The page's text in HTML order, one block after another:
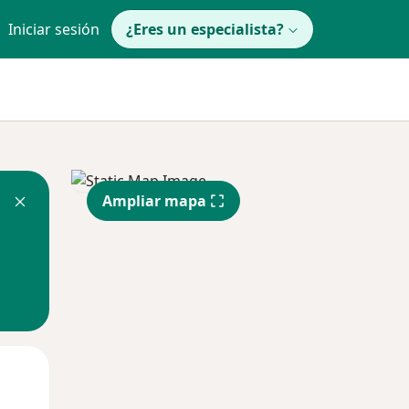
Iniciar sesión ¿Eres un especialista?
Ampliar mapa